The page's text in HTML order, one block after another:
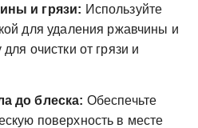
и грязи: Используйте
для удаления ржавчины и
очистки от грязи и
до блеска: Обеспечьте
поверхность в месте